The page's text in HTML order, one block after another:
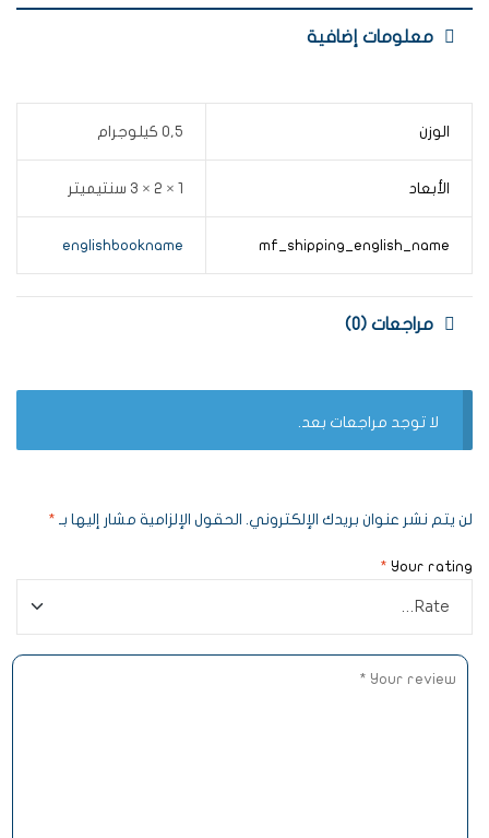
معلومات إضافية
الوزن 0,5 كيلوجرام
الأبعاد 1 × 2 × 3 سنتيميتر
mf_shipping_english_name
englishbookname
مراجعات (0)
لا توجد مراجعات بعد.
لن يتم نشر عنوان بريدك الإلكتروني. الحقول الإلزامية مشار إليها بـ *
Your rating
*